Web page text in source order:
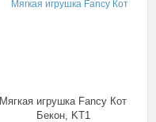
Мягкая игрушка Fancy Кот
Бекон, KT1